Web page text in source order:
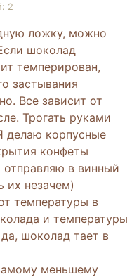
2
ложку, можно
шоколад
темперирован,
застывания
Все зависит от
Трогать руками
делаю корпусные
конфеты
в винный
их незачем)
температуры в
и температуры
шоколад тает в
меньшему